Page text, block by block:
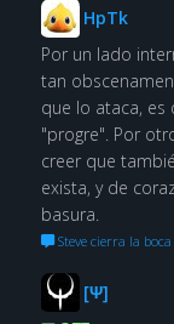
HpTk
Por un lado
tan
que lo ataca, es
"progre". Por
creer que
exista, y de
basura.
Steve cierra la boca
[Ψ]